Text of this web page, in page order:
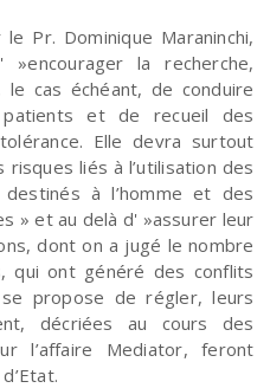
Pr. Dominique Maraninchi,
la recherche,
le cas échéant, de conduire
et de recueil des
Elle devra surtout
liés à l’utilisation des
à l’homme et des
» et au delà d' »assurer leur
dont on a jugé le nombre
qui ont généré des conflits
propose de régler, leurs
décriées au cours des
l’affaire Mediator, feront